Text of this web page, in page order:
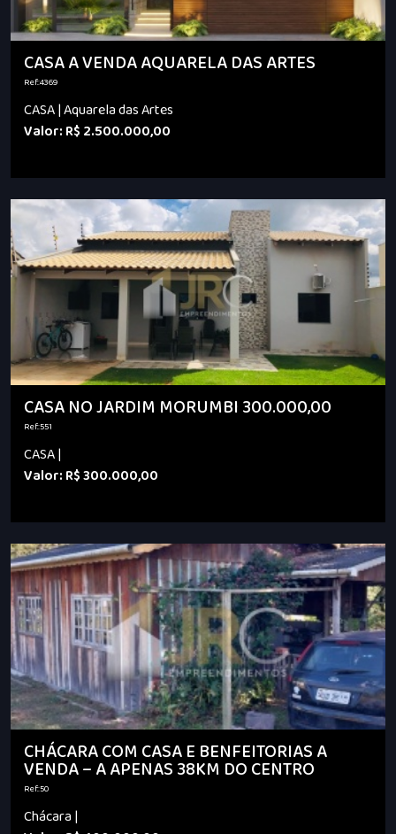
CASA A VENDA AQUARELA DAS ARTES
Ref.:4369
CASA | Aquarela das Artes
Valor: R$ 2.500.000,00
CASA NO JARDIM MORUMBI 300.000,00
Ref.:551
CASA |
Valor: R$ 300.000,00
CHÁCARA COM CASA E BENFEITORIAS A
VENDA – A APENAS 38KM DO CENTRO
Ref.:50
Chácara |